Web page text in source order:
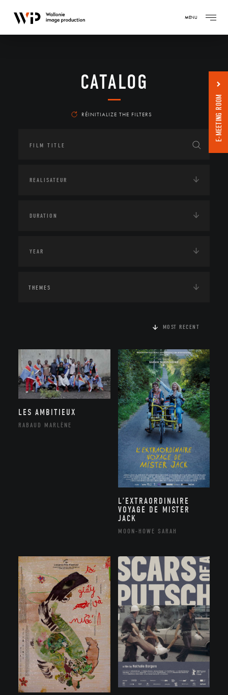
MENU
CATALOG
RÉINITIALIZE THE FILTERS
THEMES
MOST RECENT
LES AMBITIEUX
RABAUD MARLÈNE
L’EXTRAORDINAIRE
VOYAGE DE MISTER
JACK
MOON-HOWE SARAH
E-MEETING ROOM